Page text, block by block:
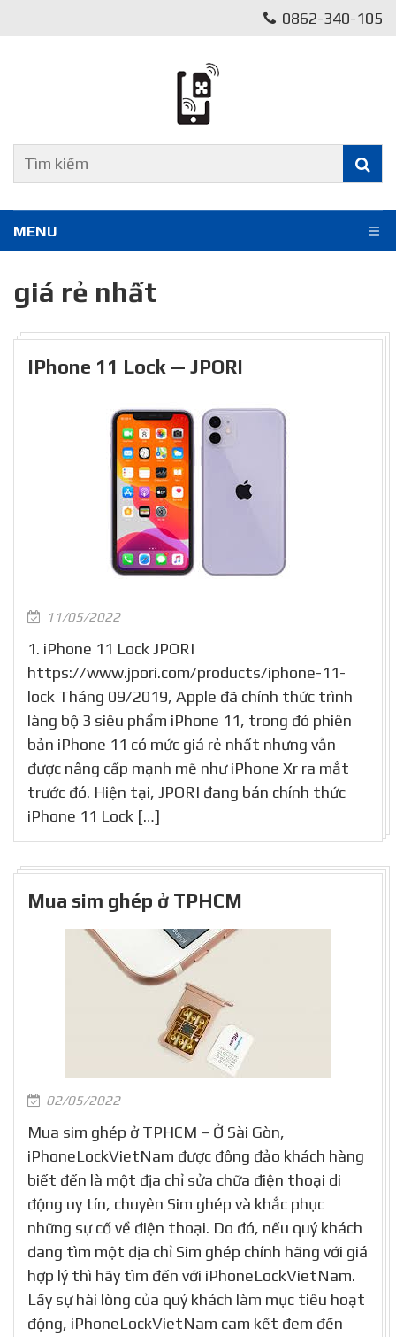
0862-340-105
MENU
giá rẻ nhất
IPhone 11 Lock — JPORI
11/05/2022
1. iPhone 11 Lock JPORI
https://www.jpori.com/products/iphone-11-
lock Tháng 09/2019, Apple đã chính thức trình
làng bộ 3 siêu phẩm iPhone 11, trong đó phiên
bản iPhone 11 có mức giá rẻ nhất nhưng vẫn
được nâng cấp mạnh mẽ như iPhone Xr ra mắt
trước đó. Hiện tại, JPORI đang bán chính thức
iPhone 11 Lock […]
Mua sim ghép ở TPHCM
02/05/2022
Mua sim ghép ở TPHCM – Ở Sài Gòn,
iPhoneLockVietNam được đông đảo khách hàng
biết đến là một địa chỉ sửa chữa điện thoại di
động uy tín, chuyên Sim ghép và khắc phục
những sự cố về điện thoại. Do đó, nếu quý khách
đang tìm một địa chỉ Sim ghép chính hãng với giá
hợp lý thì hãy tìm đến với iPhoneLockVietNam.
Lấy sự hài lòng của quý khách làm mục tiêu hoạt
động, iPhoneLockVietNam cam kết đem đến